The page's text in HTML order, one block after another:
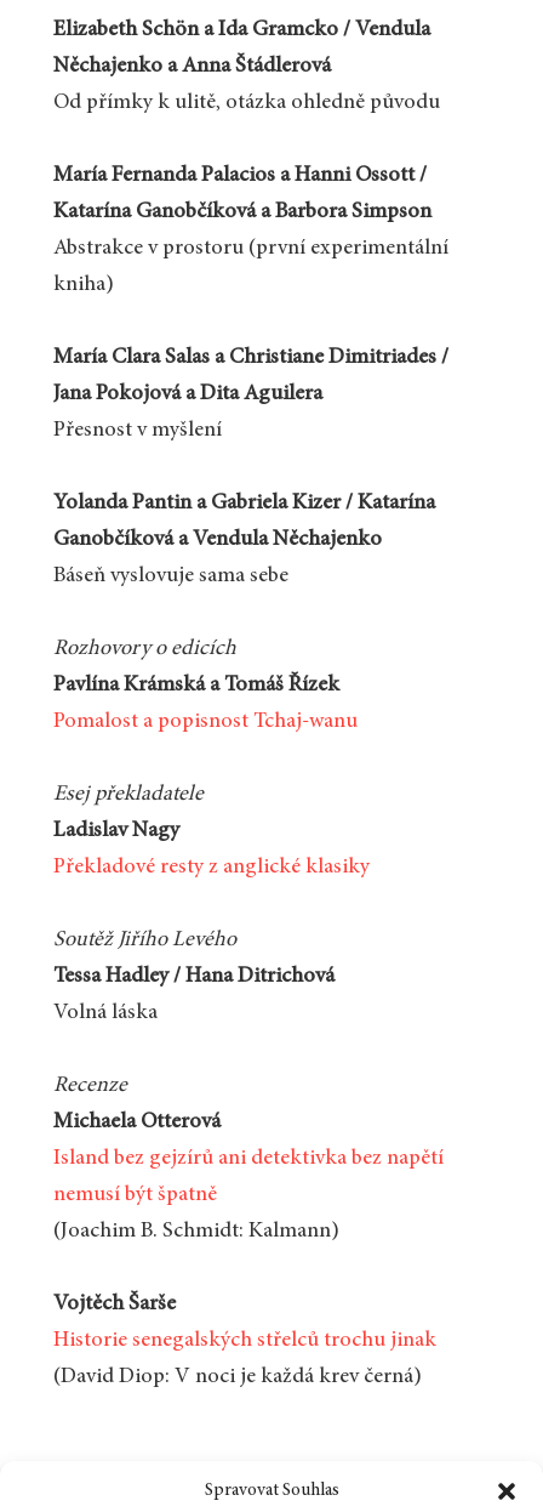
Spravovat Souhlas
Elizabeth Schön a Ida Gramcko / Vendula
Něchajenko a Anna Štádlerová
Od přímky k ulitě, otázka ohledně původu
María Fernanda Palacios a Hanni Ossott /
Katarína Ganobčíková a Barbora Simpson
Abstrakce v prostoru (první experimentální
kniha)
María Clara Salas a Christiane Dimitriades /
Jana Pokojová a Dita Aguilera
Přesnost v myšlení
Yolanda Pantin a Gabriela Kizer / Katarína
Ganobčíková a Vendula Něchajenko
Báseň vyslovuje sama sebe
Rozhovory o edicích
Pavlína Krámská a Tomáš Řízek
Pomalost a popisnost Tchaj-wanu
Esej překladatele
Ladislav Nagy
Překladové resty z anglické klasiky
Soutěž Jiřího Levého
Tessa Hadley / Hana Ditrichová
Volná láska
Recenze
Michaela Otterová
Island bez gejzírů ani detektivka bez napětí
nemusí být špatně
(Joachim B. Schmidt: Kalmann)
Vojtěch Šarše
Historie senegalských střelců trochu jinak
(David Diop: V noci je každá krev černá)
Koupit ve zvýhodněném